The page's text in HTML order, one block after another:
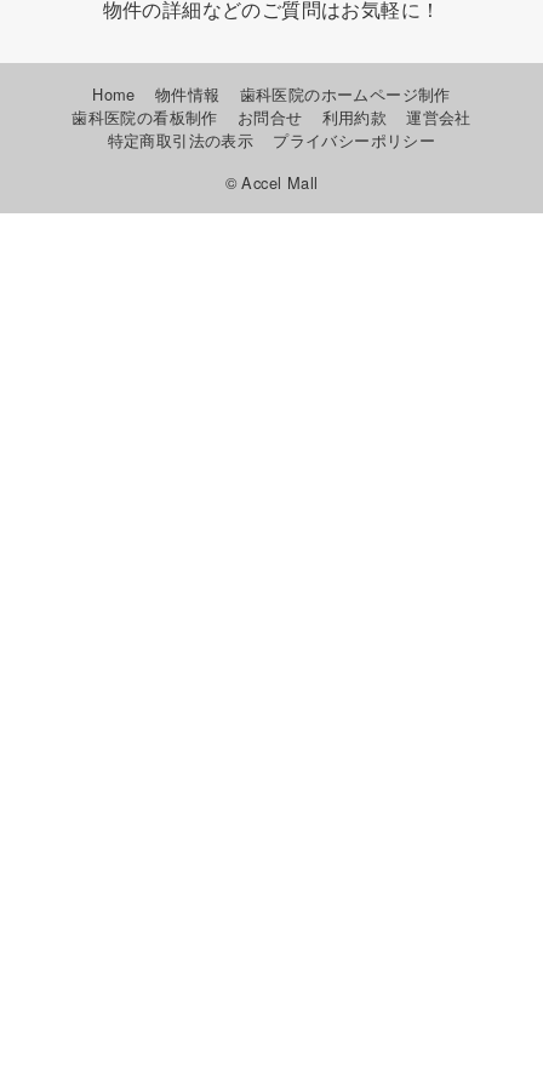
物件の詳細などのご質問はお気軽に！
Home 物件情報
歯科医院のホームページ制作
歯科医院の看板制作
お問合せ 利用約款
運営会社
特定商取引法の表示
プライバシーポリシー
© Accel Mall